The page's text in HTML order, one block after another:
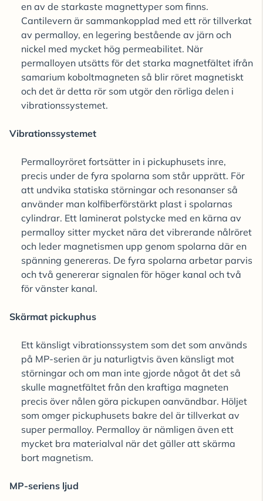
en av de starkaste magnettyper som finns.
Cantilevern är sammankopplad med ett rör tillverkat
av permalloy, en legering bestående av järn och
nickel med mycket hög permeabilitet. När
permalloyen utsätts för det starka magnetfältet ifrån
samarium koboltmagneten så blir röret magnetiskt
och det är detta rör som utgör den rörliga delen i
vibrationssystemet.
Vibrationssystemet
Permalloyröret fortsätter in i pickuphusets inre,
precis under de fyra spolarna som står upprätt. För
att undvika statiska störningar och resonanser så
använder man kolfiberförstärkt plast i spolarnas
cylindrar. Ett laminerat polstycke med en kärna av
permalloy sitter mycket nära det vibrerande nålröret
och leder magnetismen upp genom spolarna där en
spänning genereras. De fyra spolarna arbetar parvis
och två genererar signalen för höger kanal och två
för vänster kanal.
Skärmat pickuphus
Ett känsligt vibrationssystem som det som används
på MP-serien är ju naturligtvis även känsligt mot
störningar och om man inte gjorde något åt det så
skulle magnetfältet från den kraftiga magneten
precis över nålen göra pickupen oanvändbar. Höljet
som omger pickuphusets bakre del är tillverkat av
super permalloy. Permalloy är nämligen även ett
mycket bra materialval när det gäller att skärma
bort magnetism.
MP-seriens ljud